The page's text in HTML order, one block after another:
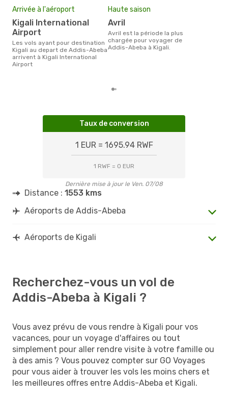
Arrivée à l'aéroport
Kigali International
Airport
Les vols ayant pour destination
Kigali au depart de Addis-Abeba
arrivent à Kigali International
Airport
Haute saison
avril
avril est la période la plus
chargée pour voyager de
Addis-Abeba à Kigali.
Taux de conversion
1 EUR = 1695.94 RWF
1 RWF = 0 EUR
Dernière mise à jour le Ven. 07/08
Distance : 1553 kms
Aéroports de Addis-Abeba
Aéroports de Kigali
Recherchez-vous un vol de
Addis-Abeba à Kigali ?
Vous avez prévu de vous rendre à Kigali pour vos
vacances, pour un voyage d'affaires ou tout
simplement pour aller rendre visite à votre famille ou
à des amis ? Vous pouvez compter sur GO Voyages
pour vous aider à trouver les vols les moins chers et
les meilleures offres entre Addis-Abeba et Kigali.